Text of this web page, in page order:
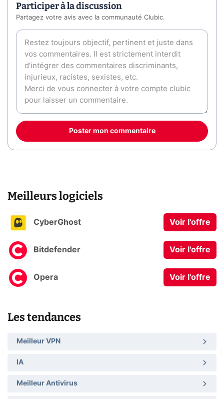
Participer à la discussion
Partagez votre avis avec la communauté Clubic.
Poster mon commentaire
Meilleurs logiciels
CyberGhost Voir l'offre
Bitdefender Voir l'offre
Opera Voir l'offre
Les tendances
Meilleur VPN
IA
Meilleur Antivirus